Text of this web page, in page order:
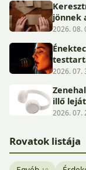
jönnek
2026. 08.
2026. 07.
illő
2026. 07.
Rovatok listája